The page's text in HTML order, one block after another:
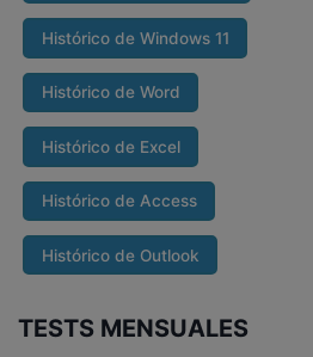
Histórico de Windows 11
Histórico de Word
Histórico de Excel
Histórico de Access
Histórico de Outlook
TESTS MENSUALES